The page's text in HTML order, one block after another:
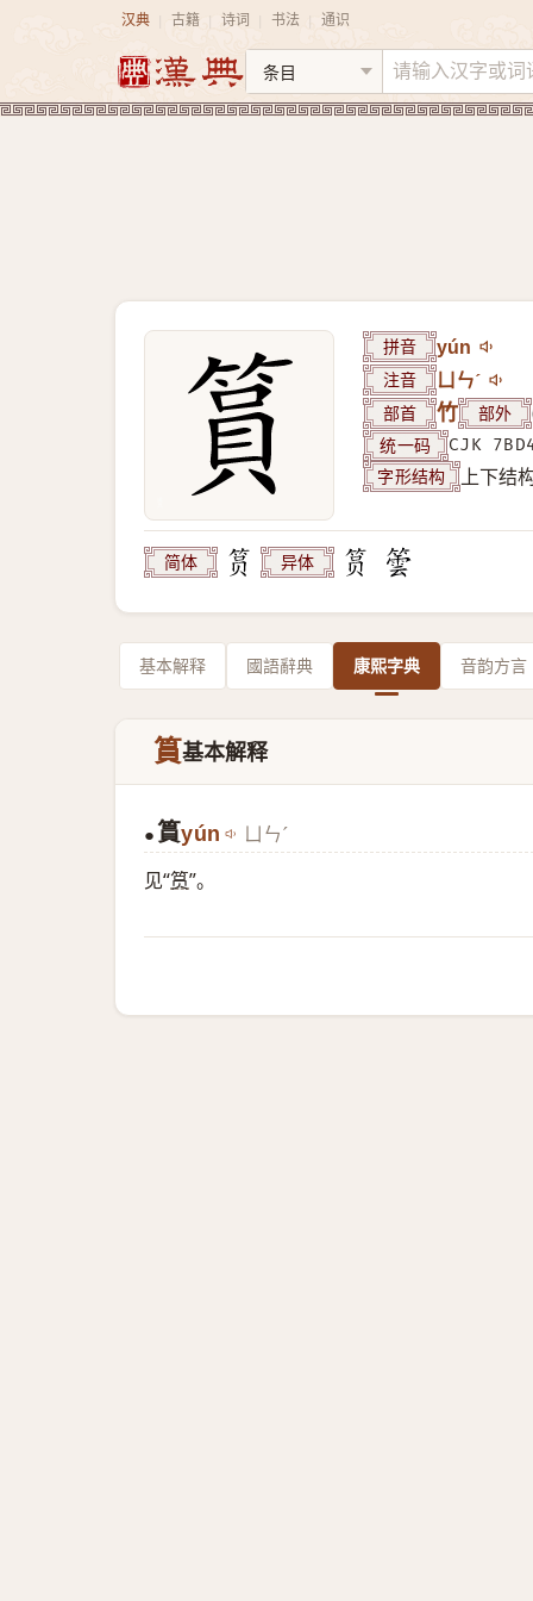
汉典 古籍 诗词 书法 通识
拼音 yún
注音 ㄩㄣˊ
部首 竹 部外
统一码 CJK
字形结构 上下结
简体 异体
基本解释 國語辭典 康熙字典 音韵方言
篔基本解释
● 篔yún ㄩㄣˊ
见“筼”。